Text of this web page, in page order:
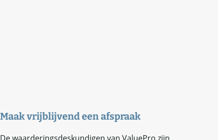
Maak vrijblijvend een afspraak